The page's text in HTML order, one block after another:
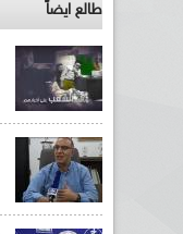
طالع ايضاً